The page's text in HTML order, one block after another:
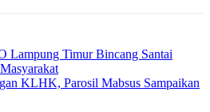
Lampung Timur Bincang Santai
KLHK, Parosil Mabsus Sampaikan